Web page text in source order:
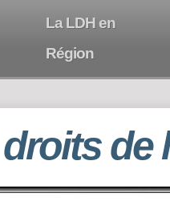
La LDH en
Région
de